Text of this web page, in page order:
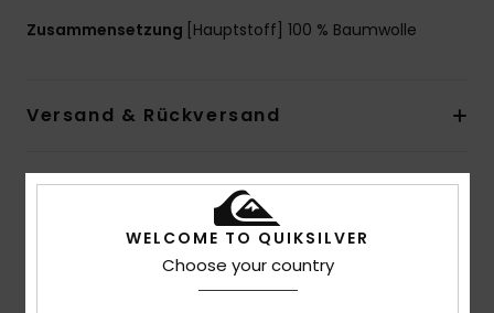
Zusammensetzung [Hauptstoff] 100 % Baumwolle
Versand & Rückversand
Kundenbewertungen
Durchschnittliche Bewertung
WELCOME TO QUIKSILVER
Choose your country